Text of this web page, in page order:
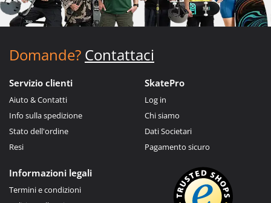
Domande? Contattaci
Servizio clienti
Aiuto & Contatti
Info sulla spedizione
Stato dell'ordine
Resi
SkatePro
Log in
Chi siamo
Dati Societari
Pagamento sicuro
Informazioni legali
Termini e condizioni